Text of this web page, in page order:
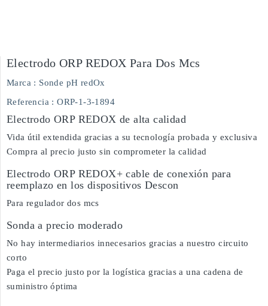
Electrodo ORP REDOX Para Dos Mcs
Marca : Sonde pH redOx
Referencia : ORP-1-3-1894
Electrodo ORP REDOX de alta calidad
Vida útil extendida gracias a su tecnología probada y exclusiva
Compra al precio justo sin comprometer la calidad
Electrodo ORP REDOX+ cable de conexión para
reemplazo en los dispositivos Descon
Para regulador dos mcs
Sonda a precio moderado
No hay intermediarios innecesarios gracias a nuestro circuito
corto
Paga el precio justo por la logística gracias a una cadena de
suministro óptima